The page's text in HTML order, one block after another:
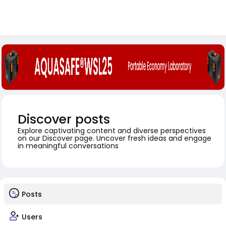
Discover posts
Explore captivating content and diverse perspectives
on our Discover page. Uncover fresh ideas and engage
in meaningful conversations
Posts
Users